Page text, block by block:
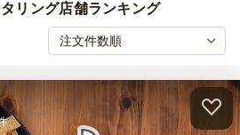
リング店舗ランキング